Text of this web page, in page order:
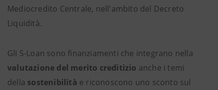
Mediocredito Centrale, nell'ambito del Decreto
Liquidità.
Gli S-Loan sono finanziamenti che integrano nella
valutazione del merito creditizio anche i temi
della sostenibilità e riconoscono uno sconto sul